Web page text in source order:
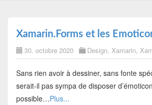
Xamarin.Forms et les
30. octobre 2020 Design, Xamarin,
Sans rien avoir à dessiner, sans fonte
serait-il pas sympa de disposer
possible…Plus...